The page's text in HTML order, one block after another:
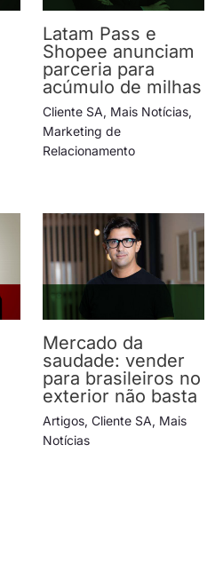
Latam Pass e
Shopee anunciam
parceria para
acúmulo de milhas
Cliente SA, Mais Notícias,
Marketing de
Relacionamento
Mercado da
saudade: vender
para brasileiros no
exterior não basta
Artigos,Cliente SA, Mais
Notícias